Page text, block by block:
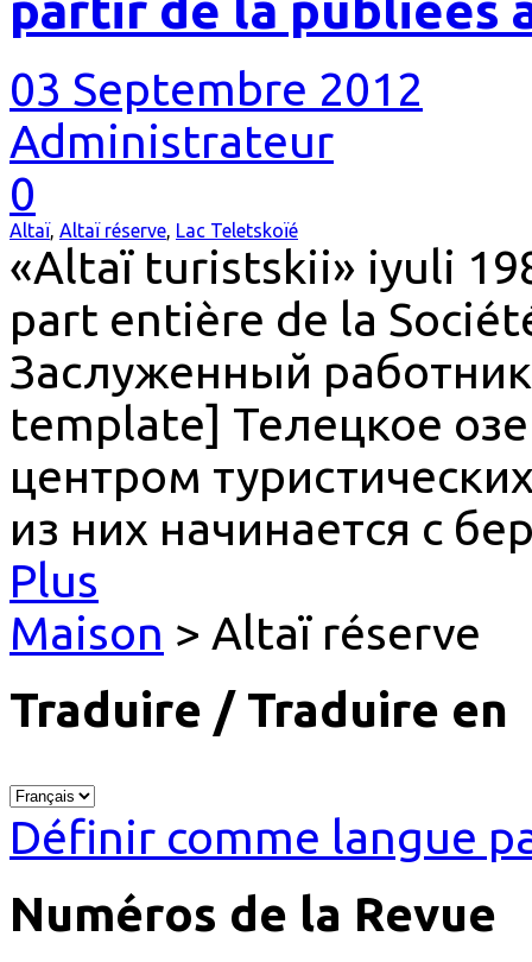
03 Septembre 2012
Administrateur
0
Altaï, Altaï réserve, Lac Teletskoïé
«Altaï turistskii» iyuli
part entière de la
Заслуженный
template] Телецкое
центром
из них начинается с
Plus
Maison > Altaï réserve
Traduire / Traduire en
Définir comme langue
Numéros de la Revue